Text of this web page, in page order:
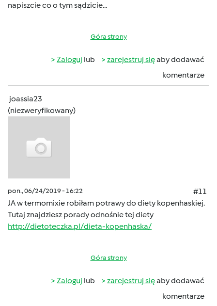
napiszcie co o tym sądzicie...
Góra strony
Zaloguj lub zarejestruj sięaby dodawać
komentarze
joassia23
(niezweryfikowany)
pon., 06/24/2019 - 16:22
#11
JA w termomixie robiłam potrawy do diety kopenhaskiej.
Tutaj znajdziesz porady odnośnie tej diety
http://dietoteczka.pl/dieta-kopenhaska/
Góra strony
Zaloguj lub zarejestruj sięaby dodawać
komentarze